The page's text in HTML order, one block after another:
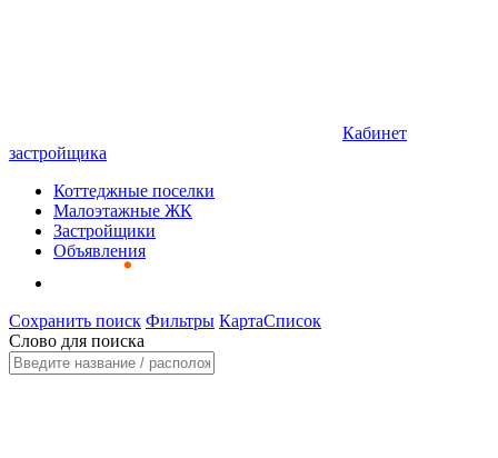
Кабинет
застройщика
Коттеджные поселки
Малоэтажные ЖК
Застройщики
Объявления
Сохранить поиск Фильтры КартаСписок
Слово для поиска